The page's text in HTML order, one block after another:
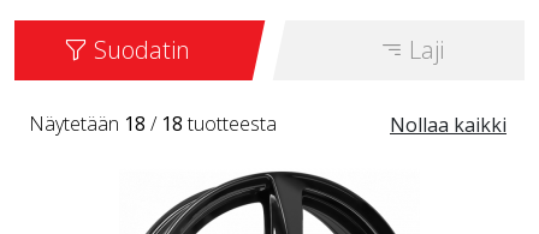
Suodatin Laji
Nollaa kaikki
Näytetään 18 / 18tuotteesta